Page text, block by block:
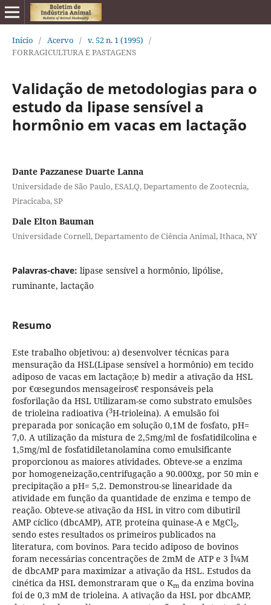
Início / Acervo / v. 52 n. 1 (1995) /
FORRAGICULTURA E PASTAGENS
Validação de metodologias para o
estudo da lipase sensível a
hormônio em vacas em lactação
Dante Pazzanese Duarte Lanna
Universidade de São Paulo, ESALQ, Departamento de Zootecnia,
Piracicaba, SP
Dale Elton Bauman
Universidade Cornell, Departamento de Ciência Animal, Ithaca, NY
Palavras-chave: lipase sensível a hormônio, lipólise,
ruminante, lactação
Resumo
Este trabalho objetivou: a) desenvolver técnicas para
mensuração da HSL(Lipase sensível a hormônio) em tecido
adiposo de vacas em lactação;e b) medir a ativação da HSL
por €œsegundos mensageiros€ responsáveis pela
fosforilação da HSL Utilizaram-se como substrato emulsões
de trioleina radioativa (3H-trioleina). A emulsão foi
preparada por sonicação em solução 0,1M de fosfato, pH=
7,0. A utilização da mistura de 2,5mg/ml de fosfatidilcolina e
1,5mg/ml de fosfatidiletanolamina como emulsificante
proporcionou as maiores atividades. Obteve-se a enzima
por homogeneização,centrifugação a 90.000xg, por 50 min e
precipitação a pH= 5,2. Demonstrou-se linearidade da
atividade em função da quantidade de enzima e tempo de
reação. Obteve-se ativação da HSL in vitro com dibutiril
AMP cíclico (dbcAMP), ATP, proteína quinase-A e MgCl2,
sendo estes resultados os primeiros publicados na
literatura, com bovinos. Para tecido adiposo de bovinos
foram necessárias concentrações de 2mM de ATP e 3 Î¼M
de dbcAMP para maximizar a ativação da HSL. Estudos da
cinética da HSL demonstraram que o Kmda enzima bovina
foi de 0,3 mM de trioleina. A ativação da HSL por dbcAMP,